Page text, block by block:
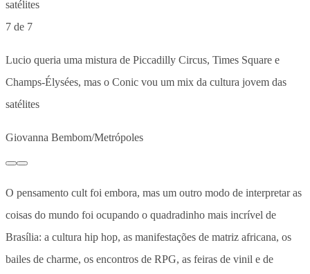
7 de 7
Lucio queria uma mistura de Piccadilly Circus, Times Square e
Champs-Élysées, mas o Conic vou um mix da cultura jovem das
satélites
Giovanna Bembom/Metrópoles
O pensamento cult foi embora, mas um outro modo de interpretar as
coisas do mundo foi ocupando o quadradinho mais incrível de
Brasília: a cultura hip hop, as manifestações de matriz africana, os
bailes de charme, os encontros de RPG, as feiras de vinil e de